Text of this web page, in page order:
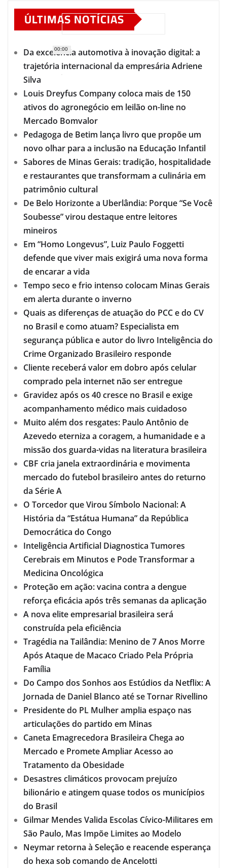
00:00
ÚLTIMAS NOTÍCIAS
Da excelência automotiva à inovação digital: a
trajetória internacional da empresária Adriene
Silva
Louis Dreyfus Company coloca mais de 150
ativos do agronegócio em leilão on-line no
Mercado Bomvalor
Pedagoga de Betim lança livro que propõe um
novo olhar para a inclusão na Educação Infantil
Sabores de Minas Gerais: tradição, hospitalidade
e restaurantes que transformam a culinária em
patrimônio cultural
De Belo Horizonte a Uberlândia: Porque “Se Você
Soubesse” virou destaque entre leitores
mineiros
Em “Homo Longevus”, Luiz Paulo Foggetti
defende que viver mais exigirá uma nova forma
de encarar a vida
Tempo seco e frio intenso colocam Minas Gerais
em alerta durante o inverno
Quais as diferenças de atuação do PCC e do CV
no Brasil e como atuam? Especialista em
segurança pública e autor do livro Inteligência do
Crime Organizado Brasileiro responde
Cliente receberá valor em dobro após celular
comprado pela internet não ser entregue
Gravidez após os 40 cresce no Brasil e exige
acompanhamento médico mais cuidadoso
Muito além dos resgates: Paulo Antônio de
Azevedo eterniza a coragem, a humanidade e a
missão dos guarda-vidas na literatura brasileira
CBF cria janela extraordinária e movimenta
mercado do futebol brasileiro antes do returno
da Série A
O Torcedor que Virou Símbolo Nacional: A
História da “Estátua Humana” da República
Democrática do Congo
Inteligência Artificial Diagnostica Tumores
Cerebrais em Minutos e Pode Transformar a
Medicina Oncológica
Proteção em ação: vacina contra a dengue
reforça eficácia após três semanas da aplicação
A nova elite empresarial brasileira será
construída pela eficiência
Tragédia na Tailândia: Menino de 7 Anos Morre
Após Ataque de Macaco Criado Pela Própria
Família
Do Campo dos Sonhos aos Estúdios da Netflix: A
Jornada de Daniel Blanco até se Tornar Rivellino
Presidente do PL Mulher amplia espaço nas
articulações do partido em Minas
Caneta Emagrecedora Brasileira Chega ao
Mercado e Promete Ampliar Acesso ao
Tratamento da Obesidade
Desastres climáticos provocam prejuízo
bilionário e atingem quase todos os municípios
do Brasil
Gilmar Mendes Valida Escolas Cívico-Militares em
São Paulo, Mas Impõe Limites ao Modelo
Neymar retorna à Seleção e reacende esperança
do hexa sob comando de Ancelotti